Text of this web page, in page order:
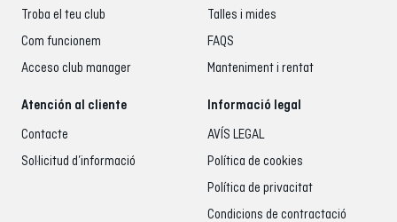
Troba el teu club
Com funcionem
Acceso club manager
Talles i mides
FAQS
Manteniment i rentat
Atención al cliente
Contacte
Sol·licitud d’informació
Informació legal
AVÍS LEGAL
Política de cookies
Política de privacitat
Condicions de contractació